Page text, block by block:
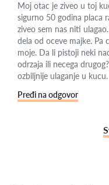
Moj otac je ziveo u toj
sigurno 50 godina placa
ziveo sem nas niti
dela od oceve majke.
moje. Da li pistoji neki
odrzaja ili necega
ozbiljnije ulaganje u kucu.
Pređi na odgovor